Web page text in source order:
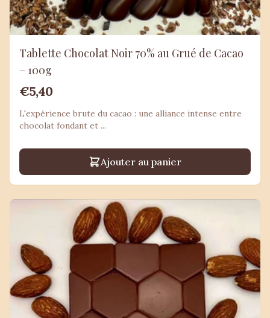
Tablette Chocolat Noir 70% au Grué de Cacao
– 100g
€5,40
L'expérience brute du cacao : une alliance intense entre
chocolat fondant et ...
Ajouter au panier